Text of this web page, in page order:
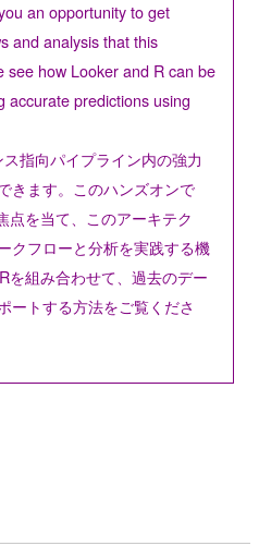
an opportunity to get
and analysis that this
see how Looker and R can be
accurate predictions using
指向パイプライン内の強力
きます。このハンズオンで
点を当て、このアーキテク
クフローと分析を実践する機
を組み合わせて、過去のデー
ートする方法をご覧くださ